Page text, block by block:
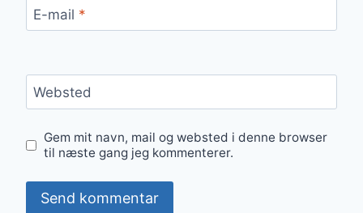
E-mail *
Websted
Gem mit navn, mail og websted i denne browser
til næste gang jeg kommenterer.